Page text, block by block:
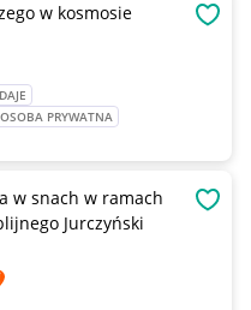
w kosmosie
PRYWATNA
w snach w ramach
Jurczyński